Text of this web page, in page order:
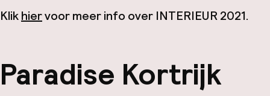
Klikhiervoor meer info over INTERIEUR 2021.
Paradise Kortrijk